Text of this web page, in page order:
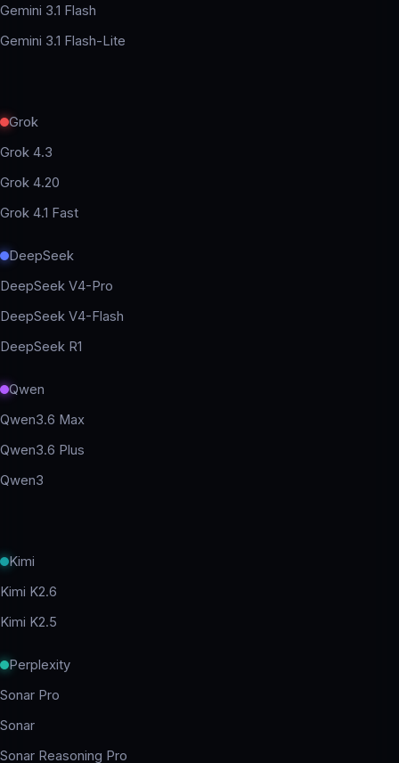
Gemini 3.1 Flash
Gemini 3.1 Flash-Lite
Grok
Grok 4.3
Grok 4.20
Grok 4.1 Fast
DeepSeek
DeepSeek V4-Pro
DeepSeek V4-Flash
DeepSeek R1
Qwen
Qwen3.6 Max
Qwen3.6 Plus
Qwen3
Kimi
Kimi K2.6
Kimi K2.5
Perplexity
Sonar Pro
Sonar
Sonar Reasoning Pro